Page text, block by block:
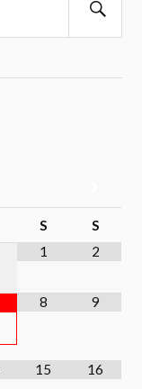
S
S
1
2
8 9
15 16